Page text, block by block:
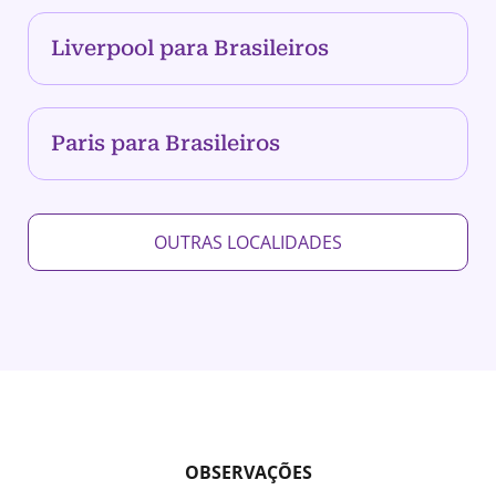
Liverpool para Brasileiros
Paris para Brasileiros
OUTRAS LOCALIDADES
OBSERVAÇÕES